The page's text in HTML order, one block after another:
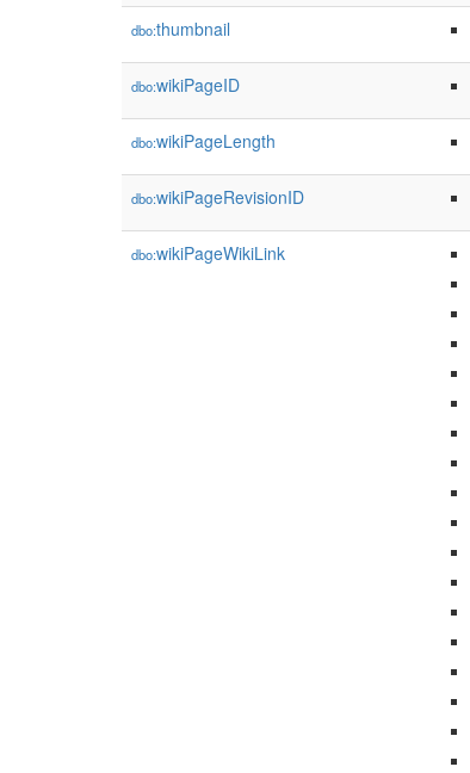
dbo:thumbnail
dbo:wikiPageID
dbo:wikiPageLength
dbo:wikiPageRevisionID
dbo:wikiPageWikiLink